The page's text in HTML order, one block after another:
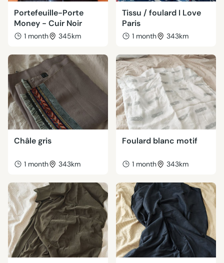
Portefeuille-Porte
Money - Cuir Noir
1 month 345km
Tissu / foulard I Love
Paris
1 month 343km
Châle gris
1 month 343km
Foulard blanc motif
1 month 343km